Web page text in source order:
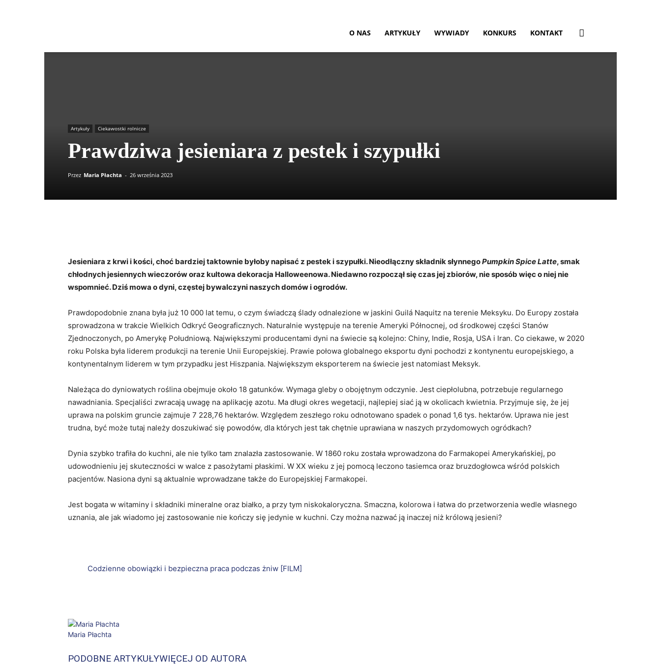
O NAS ARTYKUŁY WYWIADY KONKURS KONTAKT
Artykuły Ciekawostki rolnicze
Prawdziwa jesieniara z pestek i szypułki
Przez Maria Płachta - 26 września 2023
Jesieniara z krwi i kości, choć bardziej taktownie byłoby napisać z pestek i szypułki. Nieodłączny składnik słynnegoPumpkin Spice Latte, smak
chłodnych jesiennych wieczorów oraz kultowa dekoracja Halloweenowa. Niedawno rozpoczął się czas jej zbiorów, nie sposób więc o niej nie
wspomnieć. Dziś mowa o dyni, częstej bywalczyni naszych domów i ogrodów.
Prawdopodobnie znana była już 10 000 lat temu, o czym świadczą ślady odnalezione w jaskini Guilá Naquitz na terenie Meksyku. Do Europy została
sprowadzona w trakcie Wielkich Odkryć Geograficznych. Naturalnie występuje na terenie Ameryki Północnej, od środkowej części Stanów
Zjednoczonych, po Amerykę Południową. Największymi producentami dyni na świecie są kolejno: Chiny, Indie, Rosja, USA i Iran. Co ciekawe, w 2020
roku Polska była liderem produkcji na terenie Unii Europejskiej. Prawie połowa globalnego eksportu dyni pochodzi z kontynentu europejskiego, a
kontynentalnym liderem w tym przypadku jest Hiszpania. Największym eksporterem na świecie jest natomiast Meksyk.
Należąca do dyniowatych roślina obejmuje około 18 gatunków. Wymaga gleby o obojętnym odczynie. Jest ciepłolubna, potrzebuje regularnego
nawadniania. Specjaliści zwracają uwagę na aplikację azotu. Ma długi okres wegetacji, najlepiej siać ją w okolicach kwietnia. Przyjmuje się, że jej
uprawa na polskim gruncie zajmuje 7 228,76 hektarów. Względem zeszłego roku odnotowano spadek o ponad 1,6 tys. hektarów. Uprawa nie jest
trudna, być może tutaj należy doszukiwać się powodów, dla których jest tak chętnie uprawiana w naszych przydomowych ogródkach?
Dynia szybko trafiła do kuchni, ale nie tylko tam znalazła zastosowanie. W 1860 roku została wprowadzona do Farmakopei Amerykańskiej, po
udowodnieniu jej skuteczności w walce z pasożytami płaskimi. W XX wieku z jej pomocą leczono tasiemca oraz bruzdogłowca wśród polskich
pacjentów. Nasiona dyni są aktualnie wprowadzane także do Europejskiej Farmakopei.
Jest bogata w witaminy i składniki mineralne oraz białko, a przy tym niskokaloryczna. Smaczna, kolorowa i łatwa do przetworzenia wedle własnego
uznania, ale jak wiadomo jej zastosowanie nie kończy się jedynie w kuchni. Czy można nazwać ją inaczej niż królową jesieni?
Codzienne obowiązki i bezpieczna praca podczas żniw [FILM]
Maria Płachta
PODOBNE ARTYKUŁYWIĘCEJ OD AUTORA